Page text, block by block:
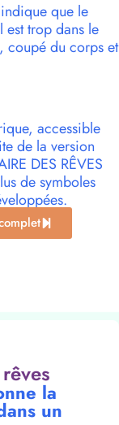
que le
est trop dans le
coupé du corps et
accessible
de la version
DES RÊVES
de symboles
la
un